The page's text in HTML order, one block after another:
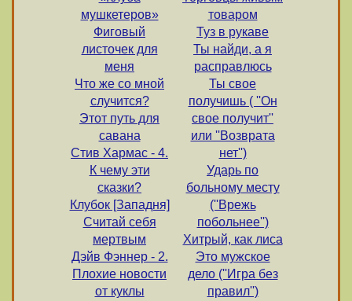
мушкетеров»
Фиговый
листочек для
меня
Что же со мной
случится?
Этот путь для
савана
Стив Хармас - 4.
К чему эти
сказки?
Клубок [Западня]
Считай себя
мертвым
Дэйв Фэннер - 2.
Плохие новости
от куклы
товаром
Туз в рукаве
Ты найди, а я
расправлюсь
Ты свое
получишь ( ''Он
свое получит''
или ''Возврата
нет'')
Ударь по
больному месту
(''Врежь
побольнее'')
Хитрый, как лиса
Это мужское
дело (''Игра без
правил'')